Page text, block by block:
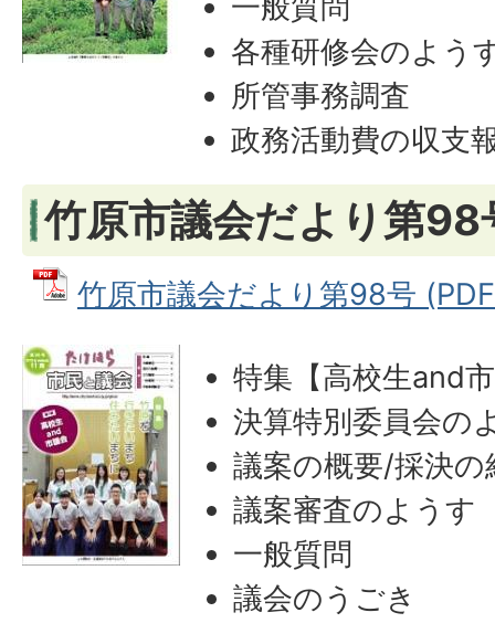
各種研修会のよう
所管事務調査
政務活動費の収支
竹原市議会だより第98
竹原市議会だより第98号
特集【高校生and
決算特別委員会の
議案の概要/採決の
議案審査のようす
一般質問
議会のうごき